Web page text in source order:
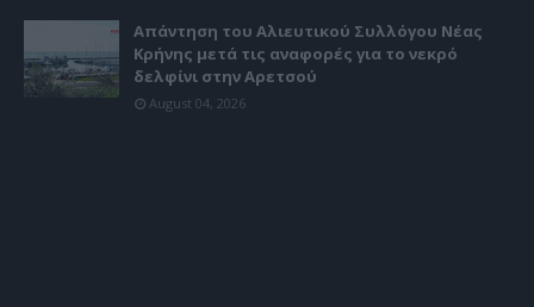
Απάντηση του Αλιευτικού Συλλόγου Νέας
Κρήνης μετά τις αναφορές για το νεκρό
δελφίνι στην Αρετσού
August 04, 2026